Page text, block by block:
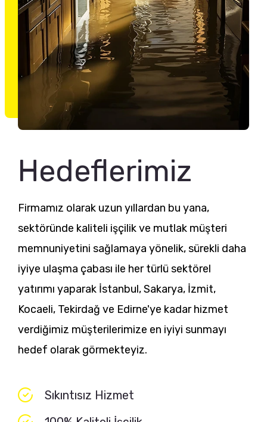
Hedeflerimiz
Firmamız olarak uzun yıllardan bu yana,
sektöründe kaliteli işçilik ve mutlak müşteri
memnuniyetini sağlamaya yönelik, sürekli daha
iyiye ulaşma çabası ile her türlü sektörel
yatırımı yaparak İstanbul, Sakarya, İzmit,
Kocaeli, Tekirdağ ve Edirne'ye kadar hizmet
verdiğimiz müşterilerimize en iyiyi sunmayı
hedef olarak görmekteyiz.
Sıkıntısız Hizmet